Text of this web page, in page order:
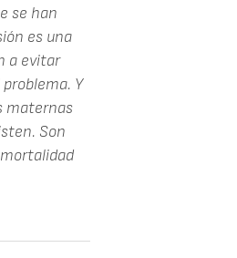
se han
es una
a evitar
Y
maternas
Son